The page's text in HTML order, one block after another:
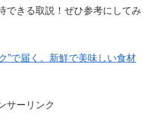
できる取説！ぜひ参考にしてみ
”で届く。新鮮で美味しい食材
サーリンク